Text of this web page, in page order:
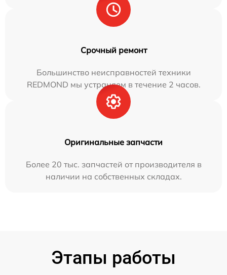
Срочный ремонт
Большинство неисправностей техники
REDMOND мы устраняем в течение 2 часов.
Оригинальные запчасти
Более 20 тыс. запчастей от производителя в
наличии на собственных складах.
Этапы работы